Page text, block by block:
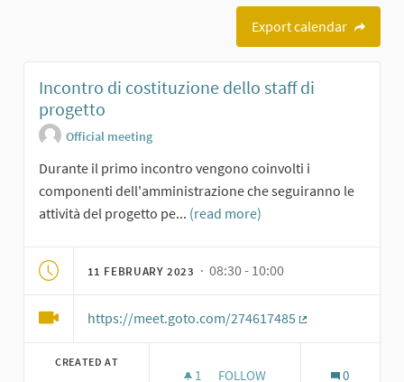
Export calendar
Incontro di costituzione dello staff di
progetto
Official meeting
Durante il primo incontro vengono coinvolti i
componenti dell'amministrazione che seguiranno le
attività del progetto pe... (read more)
11 FEBRUARY 2023 · 08:30 - 10:00
https://meet.goto.com/274617485
CREATED AT
1 1 FOLLOWER
FOLLOW 0